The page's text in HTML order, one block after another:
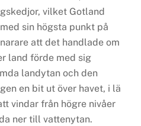
vilket Gotland
sin högsta punkt på
att det handlade om
land förde med sig
landytan och den
en bit ut över havet, i lä
vindar från högre nivåer
ner till vattenytan.